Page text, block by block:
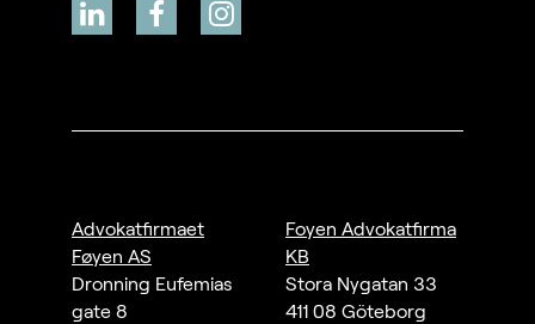
Advokatfirmaet
Føyen AS
Dronning Eufemias
gate 8
Foyen Advokatfirma
KB
Stora Nygatan 33
411 08 Göteborg